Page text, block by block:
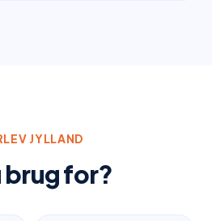
JYLLAND
brug for?